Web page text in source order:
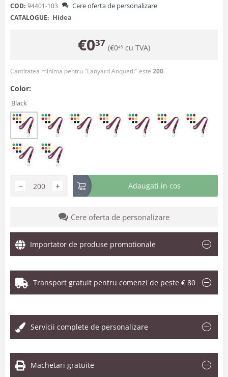
COD: 94401-103 Cere oferta de personalizare
CATALOGUE: Hidea
€037 (€045 cu TVA)
Cantitatea minima pentru "Lanyard Anquetil" este 200.
Color:
Black
+
− Adaugati in cos
Cere oferta de personalizare
Importator de produse promotionale
Transport gratuit pentru comenzi de peste € 80
Servicii complete de personalizare
Machetari gratuite